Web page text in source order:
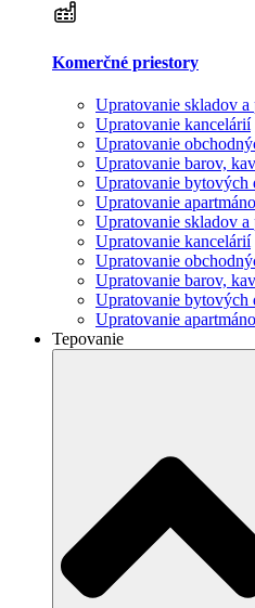
Komerčné priestory
Upratovanie skladov
Upratovanie kancelárií
Upratovanie
Upratovanie barov,
Upratovanie bytových
Upratovanie
Upratovanie skladov
Upratovanie kancelárií
Upratovanie
Upratovanie barov,
Upratovanie bytových
Upratovanie
Tepovanie